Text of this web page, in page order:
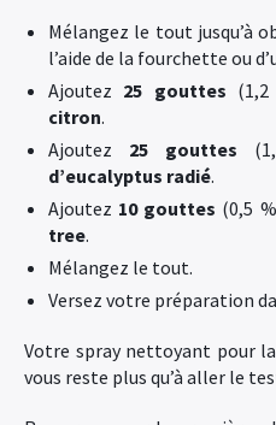
Mélangez le tout jusqu’à
l’aide de la fourchette ou
Ajoutez 25 gouttes
citron.
Ajoutez 25 gouttes
d’eucalyptus radié.
Ajoutez 10 gouttes (0,5
tree.
Mélangez le tout.
Versez votre préparation
Votre spray nettoyant pour
vous reste plus qu’à aller le